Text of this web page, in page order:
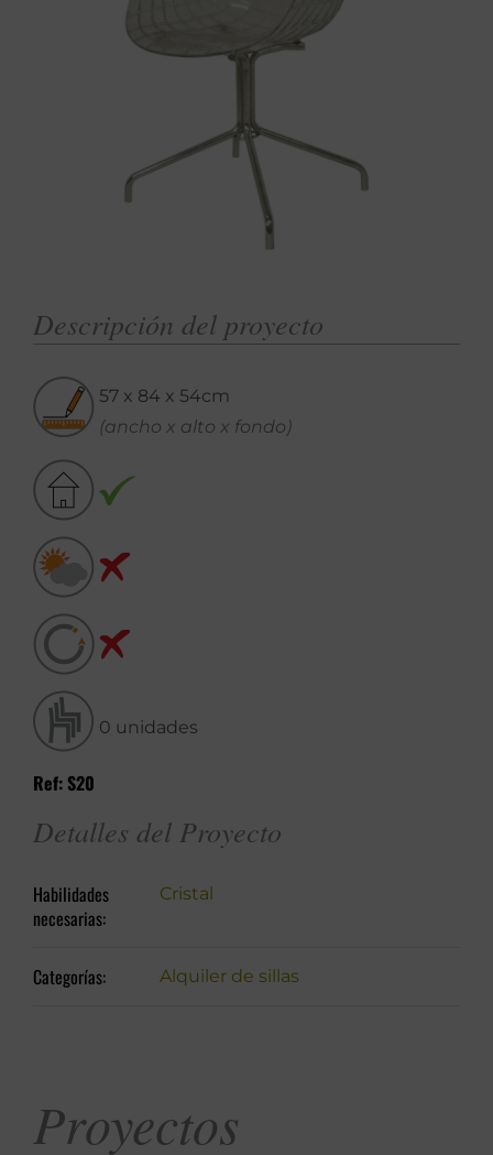
Descripción del proyecto
57 x 84 x 54cm
(ancho x alto x fondo)
0 unidades
Ref: S20
Detalles del Proyecto
Habilidades
necesarias:
Cristal
Categorías: Alquiler de sillas
Proyectos